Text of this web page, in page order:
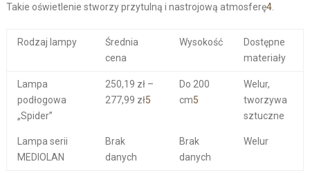
Takie oświetlenie stworzy przytulną i nastrojową atmosferę4.
Rodzaj lampy
Średnia
cena
Wysokość
Dostępne
materiały
Lampa
podłogowa
„Spider”
250,19 zł –
277,99 zł5
Do 200
cm5
Welur,
tworzywa
sztuczne
Lampa serii
MEDIOLAN
Brak
danych
Brak
danych
Welur